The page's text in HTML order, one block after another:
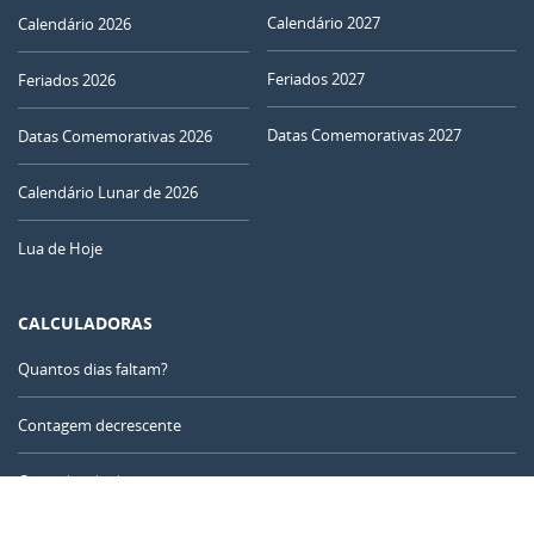
Calendário 2026
Feriados 2026
Datas Comemorativas 2026
Calendário Lunar de 2026
Lua de Hoje
Calendário 2027
Feriados 2027
Datas Comemorativas 2027
CALCULADORAS
Quantos dias faltam?
Contagem decrescente
Contador de dias